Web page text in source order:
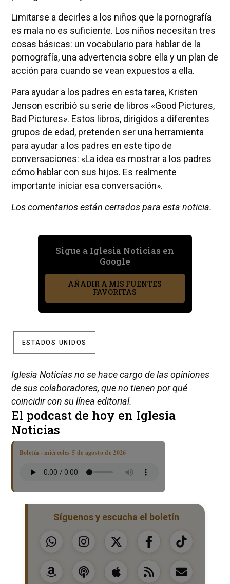
Limitarse a decirles a los niños que la pornografía
es mala no es suficiente. Los niños necesitan tres
cosas básicas: un vocabulario para hablar de la
pornografía, una advertencia sobre ella y un plan de
acción para cuando se vean expuestos a ella.
Para ayudar a los padres en esta tarea, Kristen
Jenson escribió su serie de libros «Good Pictures,
Bad Pictures». Estos libros, dirigidos a diferentes
grupos de edad, pretenden ser una herramienta
para ayudar a los padres en este tipo de
conversaciones: «La idea es mostrar a los padres
cómo hablar con sus hijos. Es realmente
importante iniciar esa conversación».
Los comentarios están cerrados para esta noticia.
Sigue a Iglesia Noticias en
Google
AÑADIR A MIS FUENTES
FAVORITAS
ESTADOS UNIDOS
Iglesia Noticias no se hace cargo de las opiniones
de sus colaboradores, que no tienen por qué
coincidir con su línea editorial.
El podcast de hoy en Iglesia
Noticias
Boletín · miércoles 5 de agosto de 2026
Síguenos y escucha el boletín